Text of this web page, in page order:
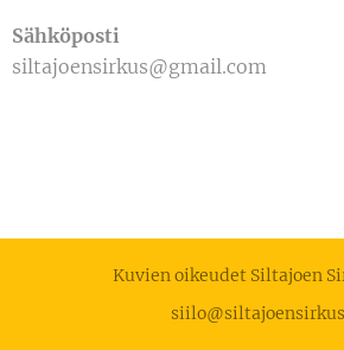
Sähköposti
siltajoensirkus@gmail.com
Kuvien oikeudet Siltajoen